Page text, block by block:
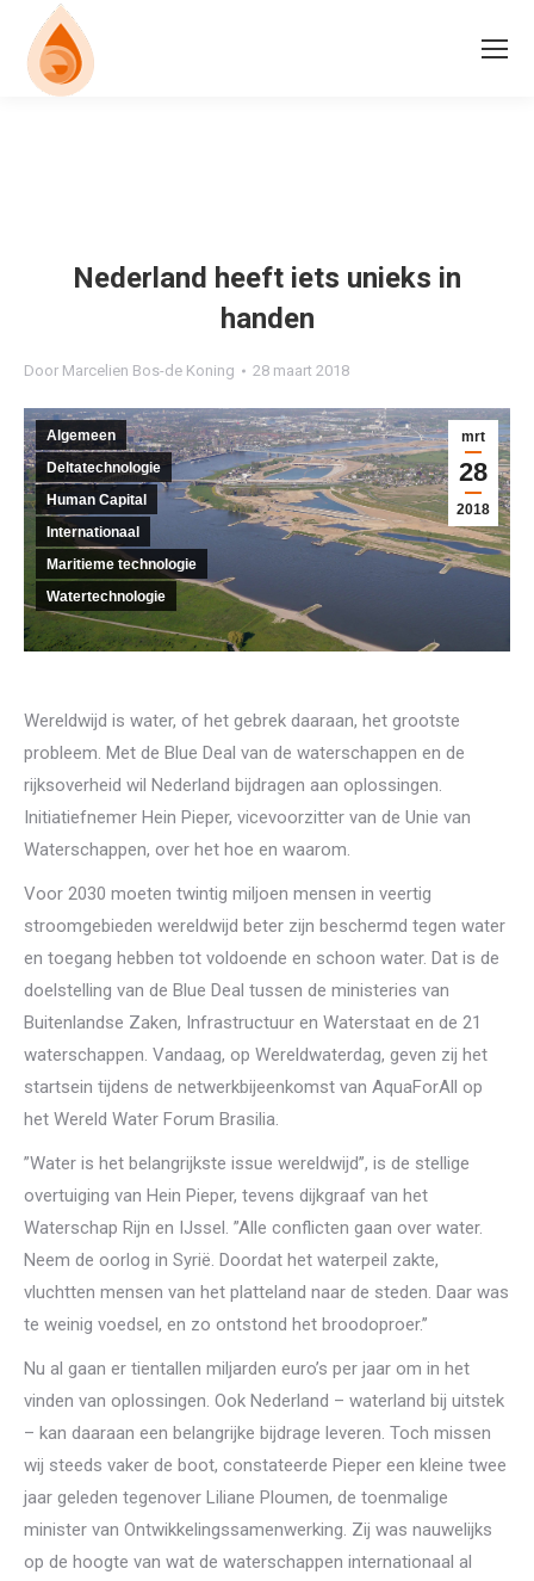
Nederland heeft iets unieks in
handen
Door Marcelien Bos-de Koning 28 maart 2018
mrt
28
2018
Algemeen
Deltatechnologie
Human Capital
Internationaal
Maritieme technologie
Watertechnologie
Wereldwijd is water, of het gebrek daaraan, het grootste
probleem. Met de Blue Deal van de waterschappen en de
rijksoverheid wil Nederland bijdragen aan oplossingen.
Initiatiefnemer Hein Pieper, vicevoorzitter van de Unie van
Waterschappen, over het hoe en waarom.
Voor 2030 moeten twintig miljoen mensen in veertig
stroomgebieden wereldwijd beter zijn beschermd tegen water
en toegang hebben tot voldoende en schoon water. Dat is de
doelstelling van de Blue Deal tussen de ministeries van
Buitenlandse Zaken, Infrastructuur en Waterstaat en de 21
waterschappen. Vandaag, op Wereldwaterdag, geven zij het
startsein tijdens de netwerkbijeenkomst van AquaForAll op
het Wereld Water Forum Brasilia.
”Water is het belangrijkste issue wereldwijd’’, is de stellige
overtuiging van Hein Pieper, tevens dijkgraaf van het
Waterschap Rijn en IJssel. ”Alle conflicten gaan over water.
Neem de oorlog in Syrië. Doordat het waterpeil zakte,
vluchtten mensen van het platteland naar de steden. Daar was
te weinig voedsel, en zo ontstond het broodoproer.’’
Nu al gaan er tientallen miljarden euro’s per jaar om in het
vinden van oplossingen. Ook Nederland – waterland bij uitstek
– kan daaraan een belangrijke bijdrage leveren. Toch missen
wij steeds vaker de boot, constateerde Pieper een kleine twee
jaar geleden tegenover Liliane Ploumen, de toenmalige
minister van Ontwikkelingssamenwerking. Zij was nauwelijks
op de hoogte van wat de waterschappen internationaal al